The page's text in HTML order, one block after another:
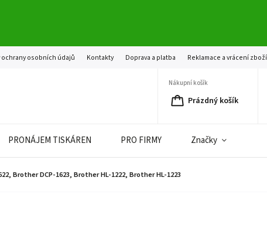
ochrany osobních údajů Kontakty Doprava a platba Reklamace a vrácení zboží
Nákupní košík
Prázdný košík
PRONÁJEM TISKÁREN PRO FIRMY Značky
Brother DCP-1623, Brother HL-1222, Brother HL-1223